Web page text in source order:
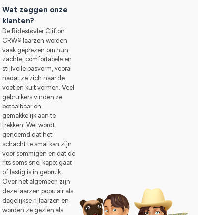
Wat zeggen onze
klanten?
De Ridestøvler Clifton
CRW® laarzen worden
vaak geprezen om hun
zachte, comfortabele en
stijlvolle pasvorm, vooral
nadat ze zich naar de
voet en kuit vormen. Veel
gebruikers vinden ze
betaalbaar en
gemakkelijk aan te
trekken. Wel wordt
genoemd dat het
schacht te smal kan zijn
voor sommigen en dat de
rits soms snel kapot gaat
of lastig is in gebruik.
Over het algemeen zijn
deze laarzen populair als
dagelijkse rijlaarzen en
worden ze gezien als